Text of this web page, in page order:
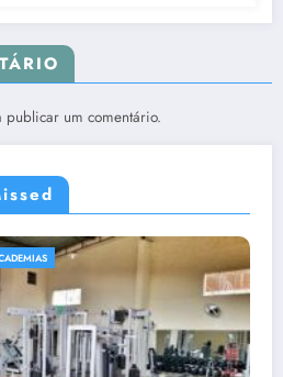
publicar um comentário.